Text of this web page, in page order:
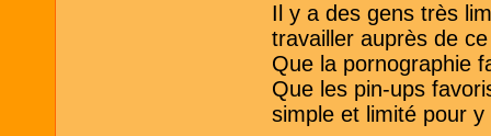
Il y a des gens très
travailler auprès de
Que la pornographie
Que les pin-ups
simple et limité pour y